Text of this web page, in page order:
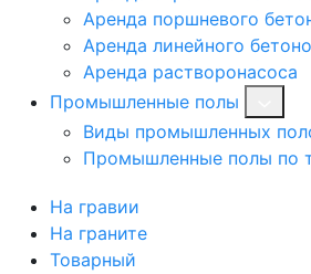
Аренда поршневого
Аренда линейного
Аренда растворонасоса
Промышленные полы
Виды промышленных
Промышленные полы по
На гравии
На граните
Товарный